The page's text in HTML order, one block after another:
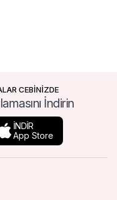
CEBİNİZDE
İndirin
İNDİR
App Store